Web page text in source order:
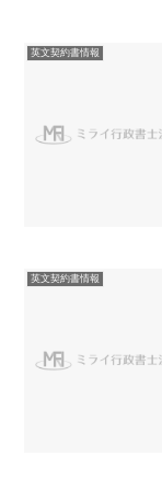
英文契約書情報
英文契約書情報